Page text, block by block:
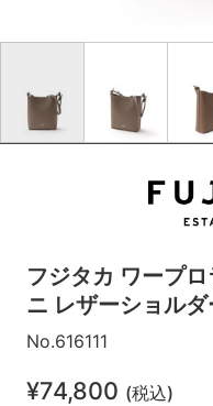
フジタカ ワープ
ニ レザーショル
No.616111
¥74,800 (税込)